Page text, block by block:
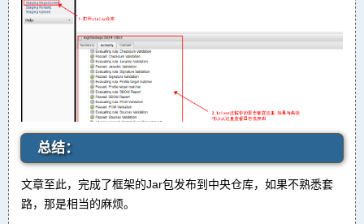
总结：
文章至此，完成了框架的Jar包发布到中央仓库，如果不熟悉套
路，那是相当的麻烦。